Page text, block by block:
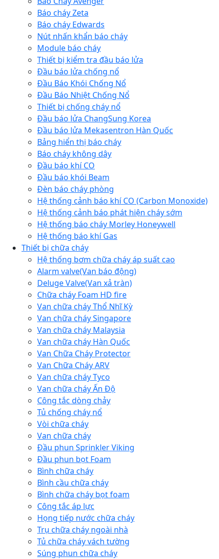
Báo cháy Zeta
Báo cháy Edwards
Nút nhấn khẩn báo cháy
Module báo cháy
Thiết bị kiểm tra đầu báo lửa
Đầu báo lửa chống nổ
Đầu Báo Khói Chống Nổ
Đầu Báo Nhiệt Chống Nổ
Thiết bị chống cháy nổ
Đầu báo lửa ChangSung Korea
Đầu báo lửa Mekasentron Hàn Quốc
Bảng hiển thị báo cháy
Báo cháy không dây
Đầu báo khí CO
Đầu báo khói Beam
Đèn báo cháy phòng
Hệ thống cảnh báo khí CO (Carbon Monoxide)
Hệ thống cảnh báo phát hiện cháy sớm
Hệ thống báo cháy Morley Honeywell
Hệ thống báo khí Gas
Thiết bị chữa cháy
Hệ thống bơm chữa cháy áp suất cao
Alarm valve(Van báo động)
Deluge Valve(Van xả tràn)
Chữa cháy Foam HD fire
Van chữa cháy Thổ Nhĩ Kỳ
Van chữa cháy Singapore
Van chữa cháy Malaysia
Van chữa cháy Hàn Quốc
Van Chữa Cháy Protector
Van Chữa Cháy ARV
Van chữa cháy Tyco
Van chữa cháy Ấn Độ
Công tắc dòng chảy
Tủ chống cháy nổ
Vòi chữa cháy
Van chữa cháy
Đầu phun Sprinkler Viking
Đầu phun bọt Foam
Bình chữa cháy
Bình cầu chữa cháy
Bình chữa cháy bọt foam
Công tắc áp lực
Họng tiếp nước chữa cháy
Trụ chữa cháy ngoài nhà
Tủ chữa cháy vách tường
Súng phun chữa cháy